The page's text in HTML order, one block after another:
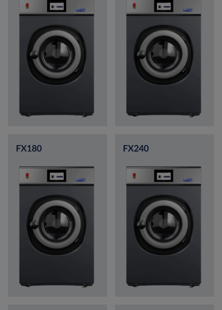
FX180 FX240